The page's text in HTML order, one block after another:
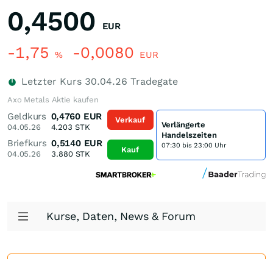
0,4500 EUR
-1,75 % -0,0080 EUR
Letzter Kurs 30.04.26 Tradegate
Axo Metals Aktie kaufen
Geldkurs
04.05.26
0,4760 EUR
4.203 STK
Briefkurs
04.05.26
0,5140 EUR
3.880STK
Verkauf
Kauf
Verlängerte
Handelszeiten
07:30 bis 23:00 Uhr
Kurse, Daten, News & Forum